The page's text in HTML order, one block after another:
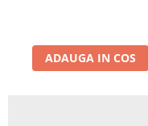
ADAUGA IN COS